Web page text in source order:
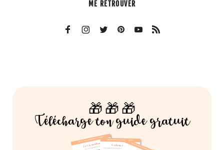
ME RETROUVER